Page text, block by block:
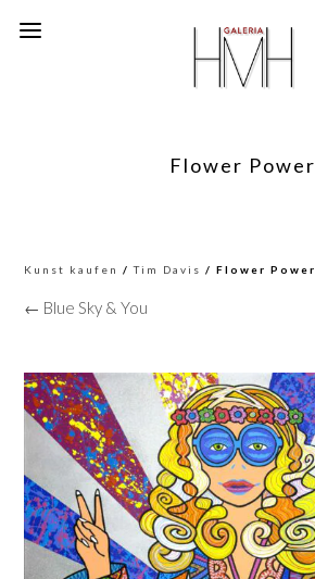
Flower Power
Kunst kaufen /Tim Davis / Flower Power
← Blue Sky & You